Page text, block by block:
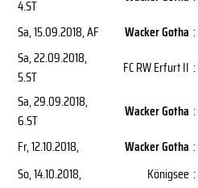
4.ST
Sa, 15.09.2018, AF Wacker Gotha :
Sa, 22.09.2018,
5.ST
FC RW Erfurt II :
Sa, 29.09.2018,
6.ST
Wacker Gotha :
Fr, 12.10.2018, Wacker Gotha :
So, 14.10.2018, Königsee :